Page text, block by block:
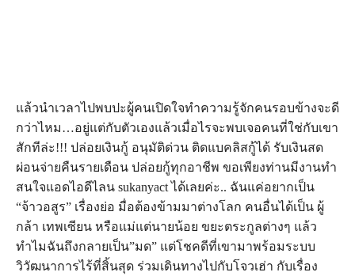
แล้วนำเวลาไปพบปะผู้คนเปิดใจทำความรู้จักคนรอบข้างจะดี
กว่าไหม…อยู่แต่กับตัวเองแล้วเมื่อไรจะพบเจอคนที่ใช่กับเขา
สักทีล่ะ!!! ปล่อยเงินกู้ อนุมัติด่วน ติดแบคลิสกู้ได้ รับเงินสด
ผ่อนจ่ายคืนรายเดือน ปล่อยกู้ทุกอาชีพ ขอเพียงท่านมีงานทำ
สนใจแอดไอดีไลน sukanyact ได้เลยค่ะ.. ฉันแค่อยากเป็น
“จ้าวอสูร” เรื่องย่อ มื่อต้องข้ามมาต่างโลก คนอื่นได้เป็น ผู้
กล้า เทพเซียน หรือแม่แต่นายน้อย ขยะตระกูลต่างๆ แล้ว
ทำไมฉันถึงกลายเป็น”มด” แต่โชคดีที่เขามาพร้อมระบบ
วิวัฒนาการไร้ที่สิ้นสุด ร่วมเดินทางไปกับโจวเฮ่า กับเรื่อง